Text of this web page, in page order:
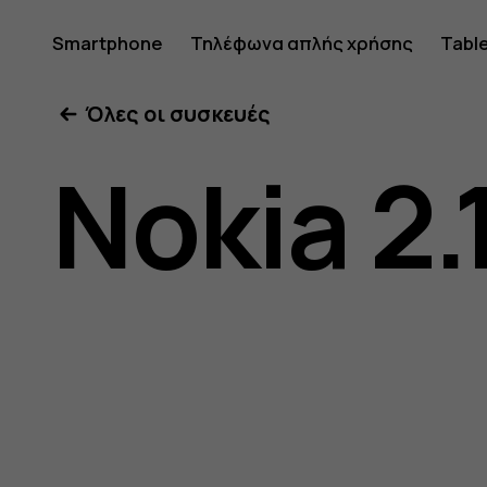
Οδηγίες
χρήσης
Nokia
Smartphone Τηλέφωνα απλής χρήσης
Όλες οι συσκευές
Nokia